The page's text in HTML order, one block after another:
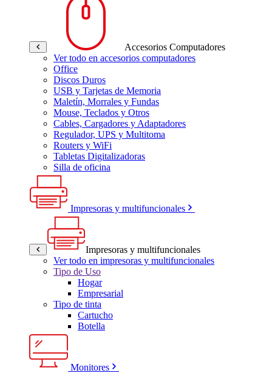
Accesorios Computadores
Ver todo en accesorios computadores
Office
Discos Duros
USB y Tarjetas de Memoria
Maletín, Morrales y Fundas
Mouse, Teclados y Otros
Cables, Cargadores y Adaptadores
Regulador, UPS y Multitoma
Routers y WiFi
Tabletas Digitalizadoras
Silla de oficina
Impresoras y multifuncionales
Impresoras y multifuncionales
Ver todo en impresoras y multifuncionales
Tipo de Uso
Hogar
Empresarial
Tipo de tinta
Cartucho
Botella
Monitores